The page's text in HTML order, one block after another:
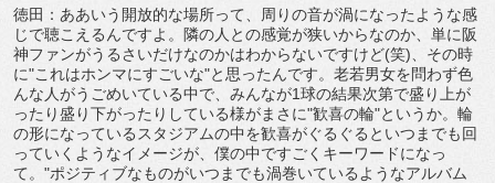
徳田：ああいう開放的な場所って、周りの音が渦になったような感
じで聴こえるんですよ。隣の人との感覚が狭いからなのか、単に阪
神ファンがうるさいだけなのかはわからないですけど(笑)、その時
に"これはホンマにすごいな"と思ったんです。老若男女を問わず色
んな人がうごめいている中で、みんなが1球の結果次第で盛り上が
ったり盛り下がったりしている様がまさに"歓喜の輪"というか。輪
の形になっているスタジアムの中を歓喜がぐるぐるといつまでも回
っていくようなイメージが、僕の中ですごくキーワードになっ
て。"ポジティブなものがいつまでも渦巻いているようなアルバム